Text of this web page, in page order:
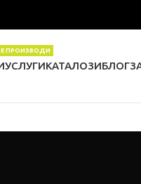
ПРОИЗВОДИ
УСЛУГИКАТАЛОЗИБЛОГ